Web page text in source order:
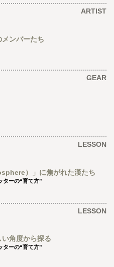
ARTIST
ンバーたち
GEAR
LESSON
）」に焦がれた漢たち
ターの“育て方”
LESSON
角度から探る
ターの“育て方”